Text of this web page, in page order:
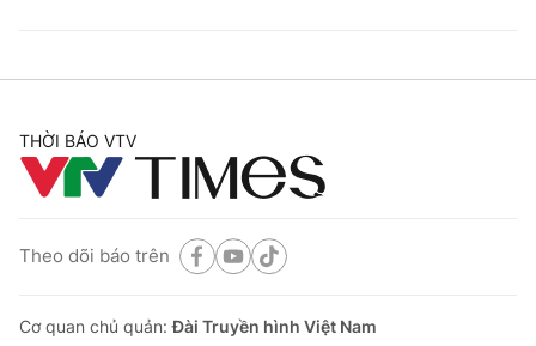
THỜI BÁO VTV
Theo dõi báo trên
Cơ quan chủ quản:Đài Truyền hình Việt Nam